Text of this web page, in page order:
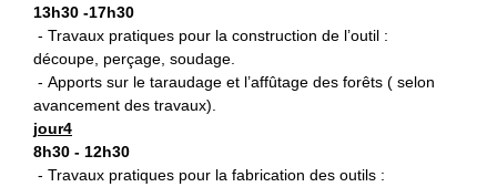
13h30 -17h30
- Travaux pratiques pour la construction de l’outil :
découpe, perçage, soudage.
- Apports sur le taraudage et l’affûtage des forêts ( selon
avancement des travaux).
jour4
8h30 - 12h30
- Travaux pratiques pour la fabrication des outils :